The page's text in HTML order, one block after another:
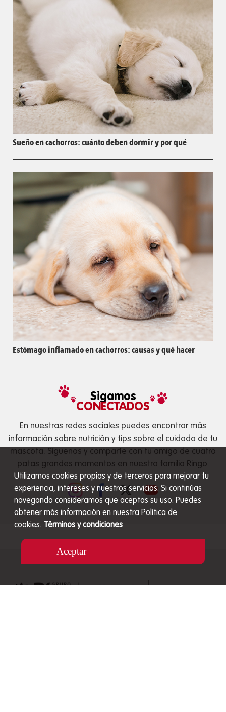
Utilizamos cookies propias y de terceros para mejorar tu
experiencia, intereses y nuestros servicios. Si continúas
navegando consideramos que aceptas su uso. Puedes
obtener más información en nuestra Política de
cookies. Términos y condiciones
Aceptar
Sueño en cachorros: cuánto deben dormir y por qué
Estómago inflamado en cachorros: causas y qué hacer
Sigamos
CONECTADOS
En nuestras redes sociales puedes encontrar más
información sobre nutrición y tips sobre el cuidado de tu
mascota. Síguenos y comparte con tu amigo de cuatro
patas grandes momentos en nuestra familia Ringo.